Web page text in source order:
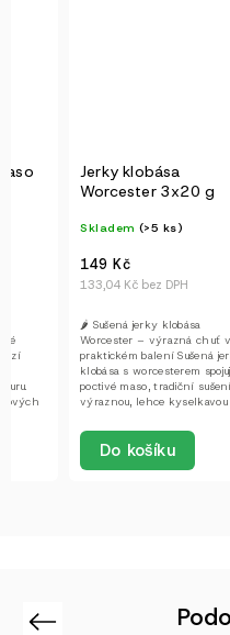
Jerky klobása
Worcester 3x20 g
Skladem (>5 ks)
133,04 Kč bez DPH
149 Kč
Do košíku
🌶️ Sušená jerky klobása
Worcester – výrazná chuť v
praktickém balení Sušená
klobása s worcesterem
poctivé maso, tradiční
výraznou, lehce kyselkavou
Previous